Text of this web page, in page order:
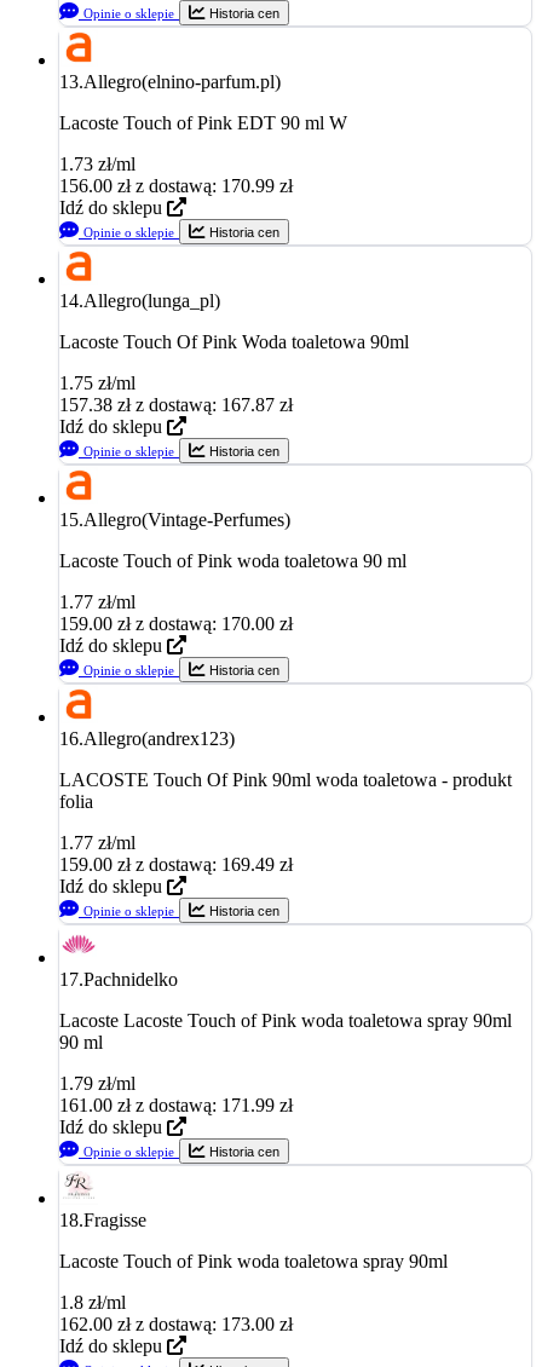
Opinie o sklepie Historia cen
13.Allegro(elnino-parfum.pl)
Lacoste Touch of Pink EDT 90 ml W
1.73 zł/ml
156.00 zł z dostawą: 170.99 zł
Idź do sklepu
Opinie o sklepie Historia cen
14.Allegro(lunga_pl)
Lacoste Touch Of Pink Woda toaletowa 90ml
1.75 zł/ml
157.38 zł z dostawą: 167.87 zł
Idź do sklepu
Opinie o sklepie Historia cen
15.Allegro(Vintage-Perfumes)
Lacoste Touch of Pink woda toaletowa 90 ml
1.77 zł/ml
159.00 zł z dostawą: 170.00 zł
Idź do sklepu
Opinie o sklepie Historia cen
16.Allegro(andrex123)
LACOSTE Touch Of Pink 90ml woda toaletowa - produkt
folia
1.77 zł/ml
159.00 zł z dostawą: 169.49 zł
Idź do sklepu
Opinie o sklepie Historia cen
17.Pachnidelko
Lacoste Lacoste Touch of Pink woda toaletowa spray 90ml
90 ml
1.79 zł/ml
161.00 zł z dostawą: 171.99 zł
Idź do sklepu
Opinie o sklepie Historia cen
18.Fragisse
Lacoste Touch of Pink woda toaletowa spray 90ml
1.8 zł/ml
162.00 zł z dostawą: 173.00 zł
Idź do sklepu